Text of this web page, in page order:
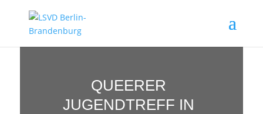
QUEERER
JUGENDTREFF IN